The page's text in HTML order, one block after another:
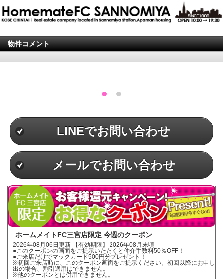
物件コメント
LINEでお問い合わせ
メールでお問い合わせ
ホームメイトFC三宮店限定 今週のクーポン
2026年08月06日更新 【有効期限】 2026年08月末頃
●このクーポンの画面をご提示いただくと仲介手数料50％OFF！
●ご来店だけでマックカード500円分プレゼント！
※初回ご来店時に、このクーポン画面をご提示ください。初回以降にお申し
出の場合、割引適用はできません。
※他のクーポンとは併用できません。